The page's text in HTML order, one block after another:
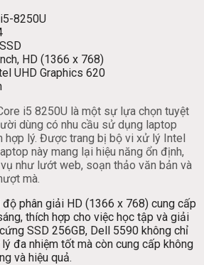
8250U
HD (1366 x 768)
UHD Graphics 620
i5 8250U là một sự lựa chọn tuyệt
dùng có nhu cầu sử dụng laptop
hợp lý. Được trang bị bộ vi xử lý Intel
này mang lại hiệu năng ổn định,
như lướt web, soạn thảo văn bản và
mà.
phân giải HD (1366 x 768) cung cấp
thích hợp cho việc học tập và giải
SSD 256GB, Dell 5590 không chỉ
đa nhiệm tốt mà còn cung cấp không
và hiệu quả.